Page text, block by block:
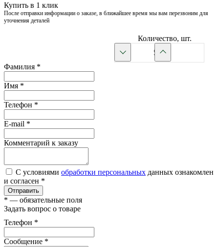
Купить в 1 клик
После отправки информации о заказе, в ближайшее время мы вам перезвоним для
уточнения деталей
Количество, шт.
Фамилия *
Имя *
Телефон *
E-mail *
Комментарий к заказу
С условиями обработки персональных данных ознакомлен
и согласен *
Отправить
* — обязательные поля
Задать вопрос о товаре
Телефон *
Сообщение *